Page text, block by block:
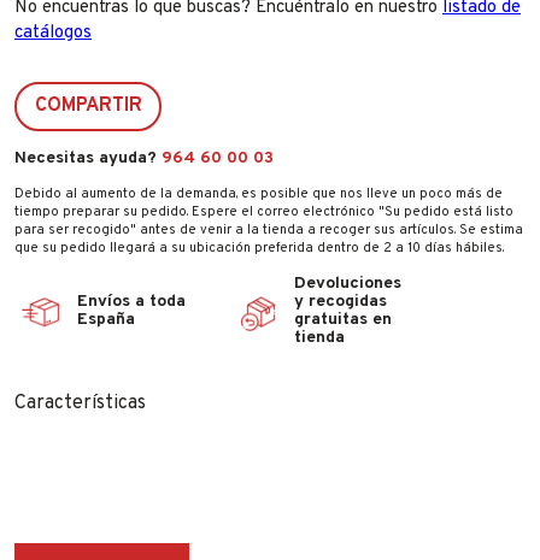
No encuentras lo que buscas? Encuéntralo en nuestro listado de
catálogos
COMPARTIR
Necesitas ayuda? 964 60 00 03
Debido al aumento de la demanda, es posible que nos lleve un poco más de
tiempo preparar su pedido. Espere el correo electrónico "Su pedido está listo
para ser recogido" antes de venir a la tienda a recoger sus artículos. Se estima
que su pedido llegará a su ubicación preferida dentro de 2 a 10 días hábiles.
Envíos a toda
España
Devoluciones
y recogidas
gratuitas en
tienda
Características